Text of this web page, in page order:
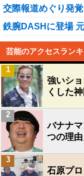
交際報道めぐり発
鉄腕DASHに登場
芸能のアクセスラン
強いシ
くした
1
バナナ
つの理
2
石原プ
3